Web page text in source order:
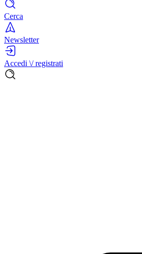
Cerca
Newsletter
Accedi \/ registrati